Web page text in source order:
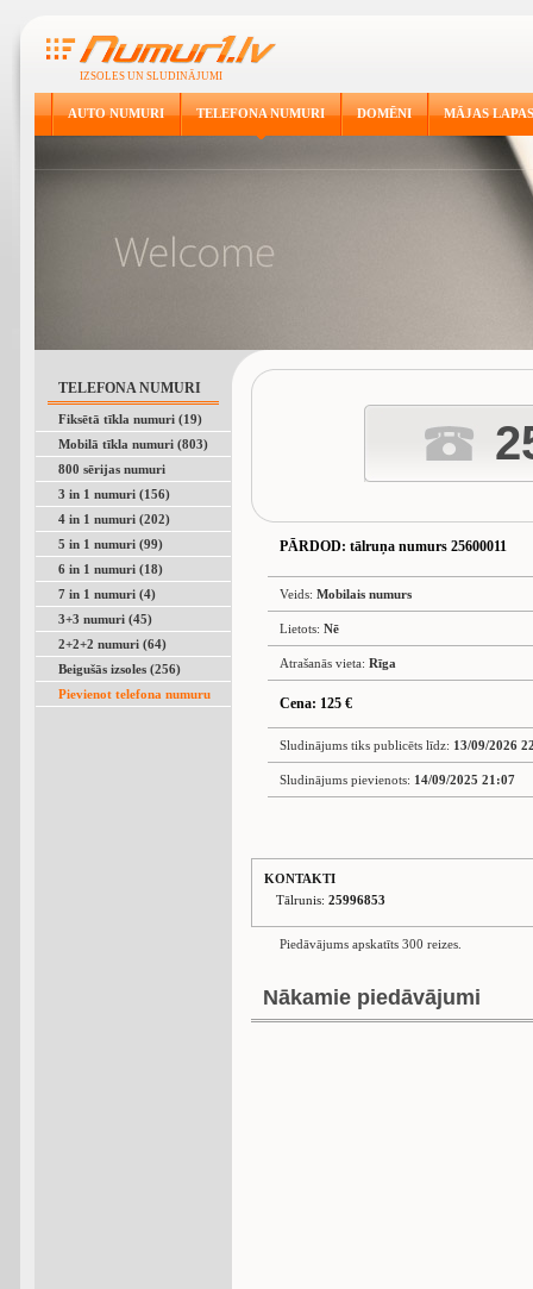
IZSOLES UN SLUDINĀJUMI
AUTO NUMURI TELEFONA NUMURI DOMĒNI MĀJAS LAPAS
TELEFONA NUMURI
Fiksētā tīkla numuri (19)
Mobilā tīkla numuri (803)
800 sērijas numuri
3 in 1 numuri (156)
4 in 1 numuri (202)
5 in 1 numuri (99)
6 in 1 numuri (18)
7 in 1 numuri (4)
3+3 numuri (45)
2+2+2 numuri (64)
Beigušās izsoles (256)
Pievienot telefona numuru
PĀRDOD: tālruņa numurs 25600011
Veids: Mobilais numurs
Lietots: Nē
Atrašanās vieta: Rīga
Cena: 125 €
Sludinājums tiks publicēts līdz: 13/09/2026
Sludinājums pievienots: 14/09/2025 21:07
KONTAKTI
Tālrunis: 25996853
Piedāvājums apskatīts 300 reizes.
Nākamie piedāvājumi